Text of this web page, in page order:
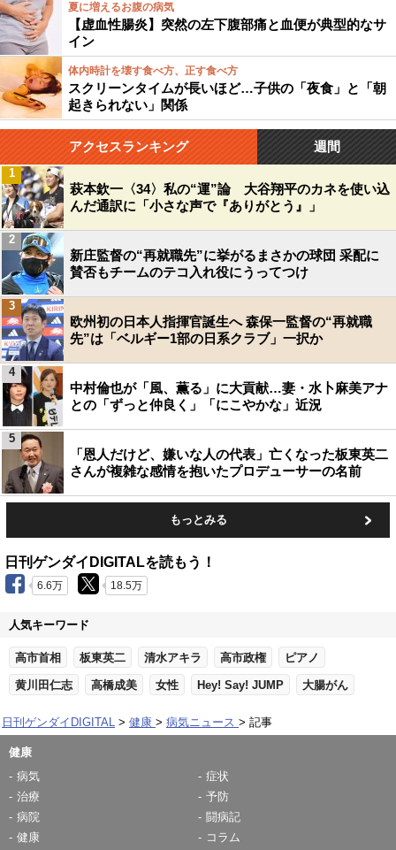
夏に増えるお腹の病気
【虚血性腸炎】突然の左下腹部痛と血便が典型的なサ
イン
体内時計を壊す食べ方、正す食べ方
スクリーンタイムが長いほど…子供の「夜食」と「朝
起きられない」関係
アクセスランキング 週間
萩本欽一〈34〉私の“運”論 大谷翔平のカネを使い込
んだ通訳に「小さな声で『ありがとう』」
1
新庄監督の“再就職先”に挙がるまさかの球団 采配に
賛否もチームのテコ入れ役にうってつけ
2
欧州初の日本人指揮官誕生へ 森保一監督の“再就職
先”は「ベルギー1部の日系クラブ」一択か
3
中村倫也が「風、薫る」に大貢献…妻・水卜麻美アナ
との「ずっと仲良く」「にこやかな」近況
4
「恩人だけど、嫌いな人の代表」亡くなった板東英二
さんが複雑な感情を抱いたプロデューサーの名前
5
もっとみる
日刊ゲンダイDIGITALを読もう！
6.6万 18.5万
人気キーワード
高市首相 板東英二 清水アキラ 高市政権 ピアノ
黄川田仁志 高橋成美 女性 Hey! Say! JUMP 大腸がん
日刊ゲンダイDIGITAL 健康 病気ニュース 記事
健康
病気
症状
治療
予防
病院
闘病記
健康
コラム